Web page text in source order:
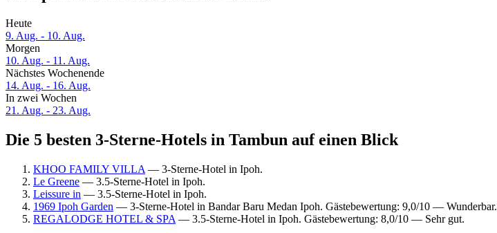
Heute
9. Aug. - 10. Aug.
Morgen
10. Aug. - 11. Aug.
Nächstes Wochenende
14. Aug. - 16. Aug.
In zwei Wochen
21. Aug. - 23. Aug.
Die 5 besten 3-Sterne-Hotels in Tambun auf einen Blick
KHOO FAMILY VILLA — 3-Sterne-Hotel in Ipoh.
Le Greene — 3.5-Sterne-Hotel in Ipoh.
Leissure in — 3.5-Sterne-Hotel in Ipoh.
1969 Ipoh Garden — 3-Sterne-Hotel in Bandar Baru Medan Ipoh. Gästebewertung: 9,0/10 — Wunderbar.
REGALODGE HOTEL & SPA — 3.5-Sterne-Hotel in Ipoh. Gästebewertung: 8,0/10 — Sehr gut.